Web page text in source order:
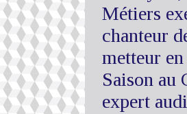
Métiers
chanteur
metteur
Saison au
expert